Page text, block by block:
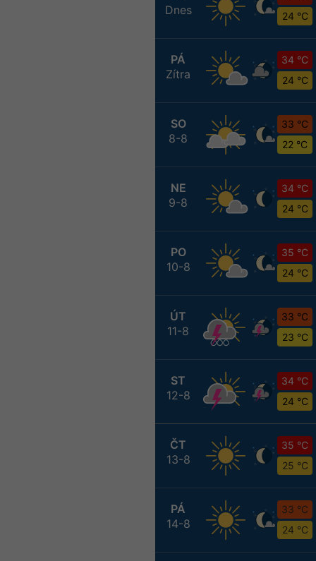
Dnes
24 °C
PÁ
Zítra
34 °C
24 °C
SO
8-8
33 °C
22 °C
NE
9-8
34 °C
24 °C
PO
10-8
35 °C
24 °C
ÚT
11-8
33 °C
23 °C
ST
12-8
34 °C
24 °C
ČT
13-8
35 °C
25 °C
PÁ
14-8
33 °C
24 °C